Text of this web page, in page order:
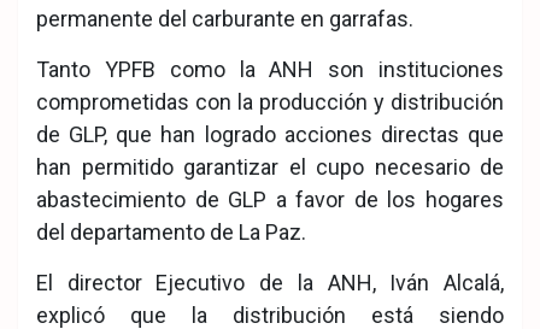
permanente del carburante en garrafas.
Tanto YPFB como la ANH son instituciones
comprometidas con la producción y distribución
de GLP, que han logrado acciones directas que
han permitido garantizar el cupo necesario de
abastecimiento de GLP a favor de los hogares
del departamento de La Paz.
El director Ejecutivo de la ANH, Iván Alcalá,
explicó que la distribución está siendo